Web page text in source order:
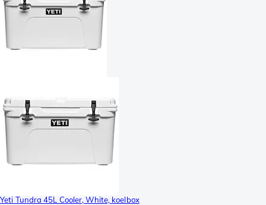
Yeti Tundra 45L Cooler, White, koelbox